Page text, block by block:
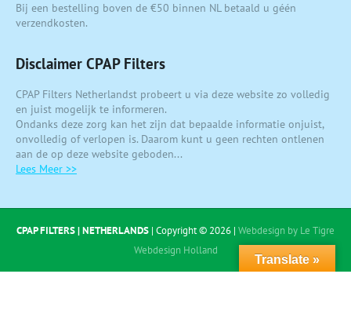
Bij een bestelling boven de €50 binnen NL betaald u géén
verzendkosten.
Disclaimer CPAP Filters
CPAP Filters Netherlandst probeert u via deze website zo volledig
en juist mogelijk te informeren.
Ondanks deze zorg kan het zijn dat bepaalde informatie onjuist,
onvolledig of verlopen is. Daarom kunt u geen rechten ontlenen
aan de op deze website geboden...
Lees Meer >>
CPAP FILTERS | NETHERLANDS | Copyright © 2026 | Webdesign by Le Tigre
Webdesign Holland
Translate »